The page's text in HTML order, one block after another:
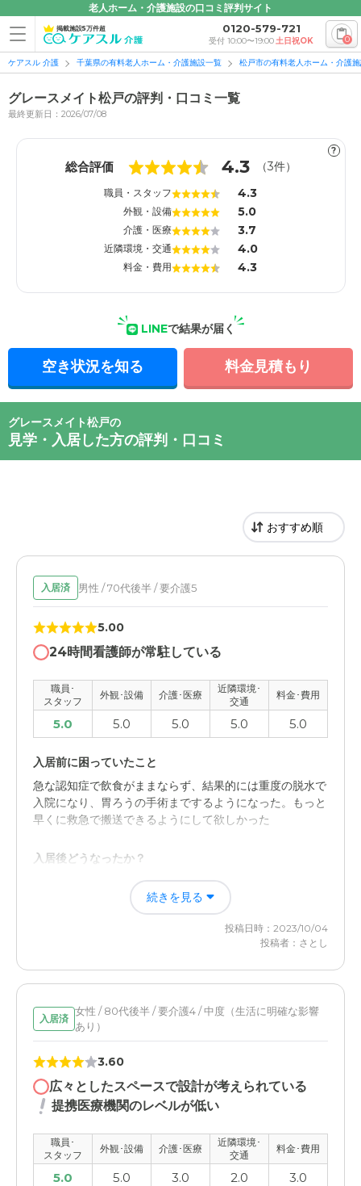
老人ホーム・介護施設の口コミ評判サイト
掲載施設5万件超 0120-579-721
受付 10:00〜19:00土日祝OK 0
ケアスル 介護 千葉県の有料老人ホーム・介護施設一覧 松戸市の有料老人ホーム・介護
グレースメイト松戸の評判・口コミ一覧
最終更新日：2026/07/08
?
総合評価 4.3 （3件）
職員・スタッフ 4.3
外観・設備 5.0
介護・医療 3.7
近隣環境・交通 4.0
料金・費用 4.3
LINEで結果が届く
空き状況を知る 料金見積もり
グレースメイト松戸の
見学・入居した方の評判・口コミ
入居済 男性 / 70代後半 / 要介護5
5.00
24時間看護師が常駐している
職員･
スタッフ
外観･設備 介護･医療
近隣環境･
交通
料金･費用
5.0 5.0 5.0 5.0 5.0
入居前に困っていたこと
急な認知症で飲食がままならず、結果的には重度の脱水で
入院になり、胃ろうの手術までするようになった。もっと
早くに救急で搬送できるようにして欲しかった
入居後どうなったか？
すべての問題が解決され、胃ろうも必要がなくなり、飲食
できるようになった。いろいろな欲求が小さくなり日々を
穏やかに過ごせている
職員・スタッフ・他入居者の雰囲気について
施設の職員、スタッフの皆さんにも良くして頂けてとても
りました
綺麗に管理がされていて、見学の時もコロナで大変だった
にもかかわらず隅々まで拝見できた
続きを見る
投稿日時：2023/10/04
投稿者：さとし
入居済
女性 / 80代後半 / 要介護4 / 中度（生活に明確な影響
あり）
3.60
広々としたスペースで設計が考えられている
提携医療機関のレベルが低い
職員･
スタッフ
外観･設備 介護･医療
近隣環境･
交通
料金･費用
5.0 5.0 3.0 2.0 3.0